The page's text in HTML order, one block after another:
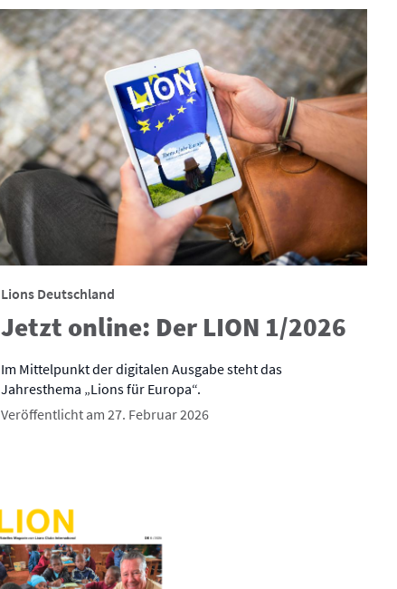
Lions Deutschland
Jetzt online: Der LION 1/2026
Im Mittelpunkt der digitalen Ausgabe steht das
Jahresthema „Lions für Europa“.
Veröffentlicht am 27. Februar 2026